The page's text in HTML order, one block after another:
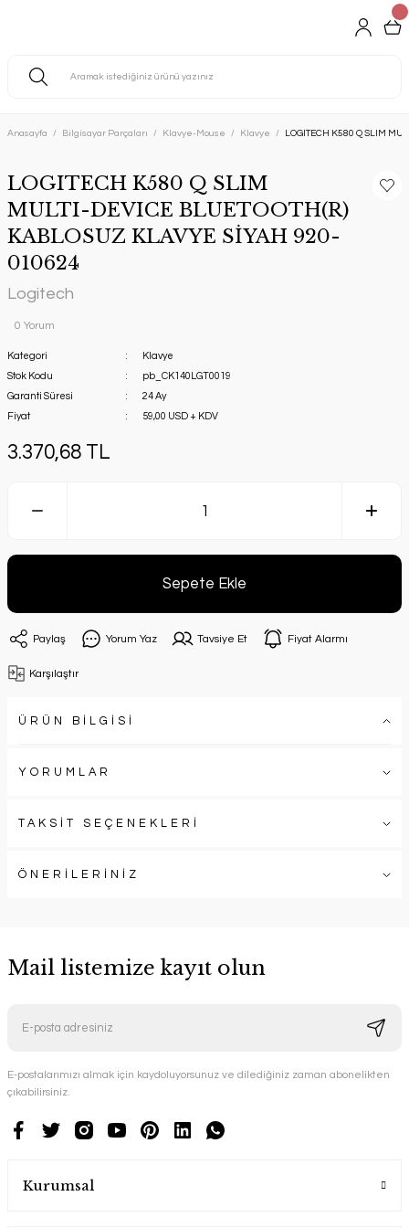
Anasayfa Bilgisayar Parçaları Klavye-Mouse Klavye LOGITECH K580 Q SLIM
LOGITECH K580 Q SLIM
MULTI-DEVICE BLUETOOTH(R)
KABLOSUZ KLAVYE SİYAH 920-
010624
Logitech
0 Yorum
Kategori
Klavye
Stok Kodu
pb_CK140LGT0019
Garanti Süresi
24 Ay
Fiyat
59,00 USD + KDV
3.370,68 TL
Sepete Ekle
Paylaş Yorum Yaz Tavsiye Et Fiyat Alarmı
Karşılaştır
ÜRÜN BİLGİSİ
YORUMLAR
TAKSİT SEÇENEKLERİ
ÖNERİLERİNİZ
Mail listemize kayıt olun
E-postalarımızı almak için kaydoluyorsunuz ve dilediğiniz zaman abonelikten
çıkabilirsiniz.
Kurumsal